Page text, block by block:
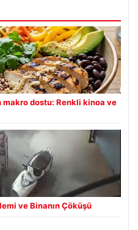
makro dostu: Renkli kinoa ve
ve Binanın Çöküşü